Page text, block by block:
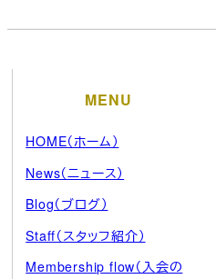
イ
MENU
HOME（ホーム）
News（ニュース）
Blog（ブログ）
Staff（スタッフ紹介）
Membership flow（入会の